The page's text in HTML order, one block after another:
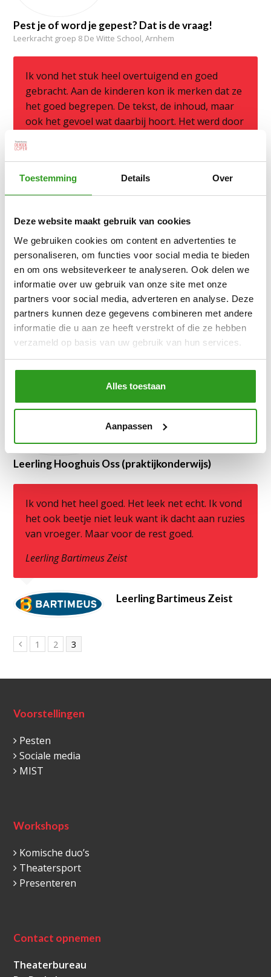
Toestemming Details Over
Deze website maakt gebruik van cookies
We gebruiken cookies om content en advertenties te
personaliseren, om functies voor social media te bieden
en om ons websiteverkeer te analyseren. Ook delen we
informatie over uw gebruik van onze site met onze
partners voor social media, adverteren en analyse. Deze
partners kunnen deze gegevens combineren met andere
informatie die u aan ze heeft verstrekt of die ze hebben
verzameld op basis van uw gebruik van hun services.
Alles toestaan
Aanpassen
Pest je of word je gepest? Dat is de vraag!
Leerkracht groep 8 De Witte School, Arnhem
Ik vond het stuk heel overtuigend en goed
gebracht. Aan de kinderen kon ik merken dat ze
het goed begrepen. De tekst, de inhoud, maar
ook het gevoel wat daarbij hoort. Het werd door
Docent, Speciaal basisonderwijs het Palet Arnhem
Docent
Speciaal basisonderwijs het Palet Arnhem
Ik vond het heel leuk dat jullie er waren. Dat
kinderen het nadeden dat vond ik prachtig. En
dat jullie ineens binnenkwamen, ik vond het zo
leuk. Dat Rene gepest werd dat vond ik wel
zielig. En Anne kan heel goed zingen en Casper
Leerling Hooghuis Oss (praktijkonderwijs)
Leerling Hooghuis Oss (praktijkonderwijs)
Ik vond het heel goed. Het leek net echt. Ik vond
het ook beetje niet leuk want ik dacht aan ruzies
van vroeger. Maar voor de rest goed.
Leerling Bartimeus Zeist
Leerling Bartimeus Zeist
VorigePage
1 Page
2 Page
3
Voorstellingen
Pesten
Sociale media
MIST
Workshops
Komische duo’s
Theatersport
Presenteren
Contact opnemen
Theaterbureau